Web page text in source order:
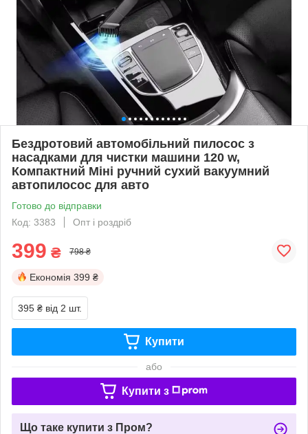
Бездротовий автомобільний пилосос з
насадками для чистки машини 120 w,
Компактний Міні ручний сухий вакуумний
автопилосос для авто
Готово до відправки
Код: 3383
Опт і роздріб
399 ₴ 798 ₴
Економія 399 ₴
395 ₴ від 2 шт.
Купити
або
Купити з
Що таке купити з Пром?